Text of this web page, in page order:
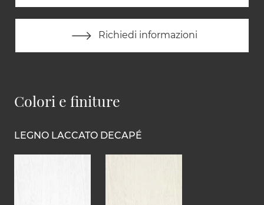
Richiedi informazioni
Colori e finiture
LEGNO LACCATO DECAPÉ